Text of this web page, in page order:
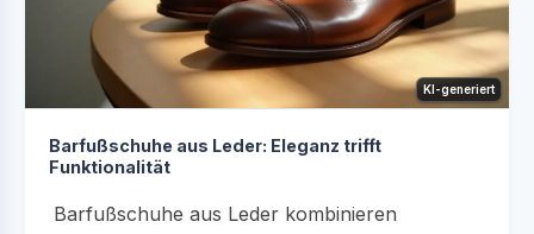
KI-generiert
Barfußschuhe aus Leder: Eleganz trifft
Funktionalität
Barfußschuhe aus Leder kombinieren